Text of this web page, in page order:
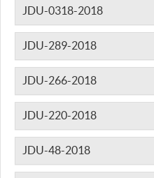
JDU-0318-2018
JDU-289-2018
JDU-266-2018
JDU-220-2018
JDU-48-2018